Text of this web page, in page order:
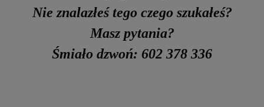
Nie znalazłeś tego czego szukałeś?
Masz pytania?
Śmiało dzwoń: 602 378 336